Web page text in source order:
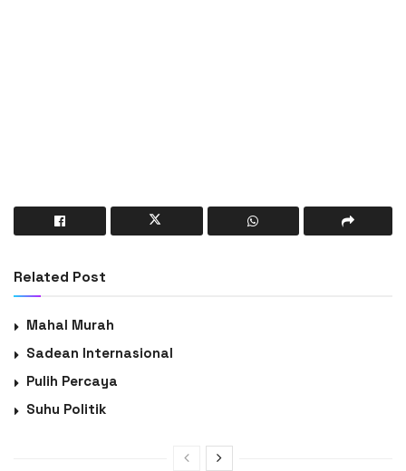
Related Post
Mahal Murah
Sadean Internasional
Pulih Percaya
Suhu Politik